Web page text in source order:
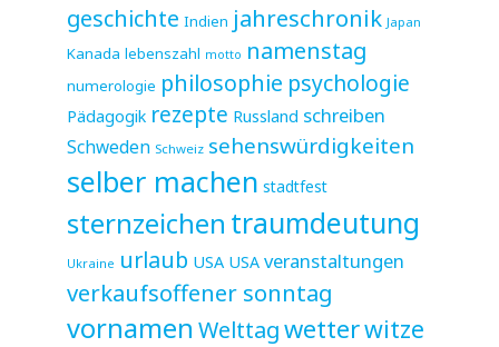
geschichte Indien jahreschronik Japan
Kanada lebenszahl motto namenstag
numerologie philosophie psychologie
Pädagogik rezepte Russland schreiben
Schweden Schweiz sehenswürdigkeiten
selber machen stadtfest
sternzeichen traumdeutung
Ukraine urlaub USA USA veranstaltungen
verkaufsoffener sonntag
vornamen Welttagwetterwitze